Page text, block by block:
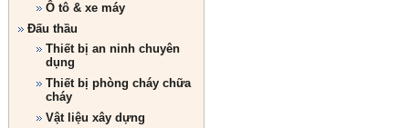
Ô tô & xe máy
Đấu thầu
Thiết bị an ninh chuyên
dụng
Thiết bị phòng cháy chữa
cháy
Vật liệu xây dựng